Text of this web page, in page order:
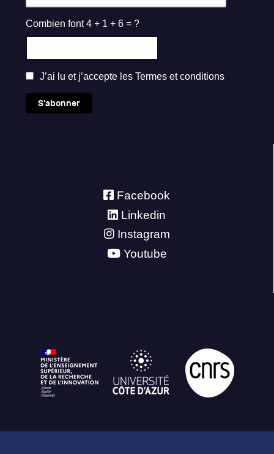
Combien font 4 + 1 + 6 = ?
J’ai lu et j’accepte les Termes et conditions
S'abonner
Facebook
Linkedin
Instagram
Youtube